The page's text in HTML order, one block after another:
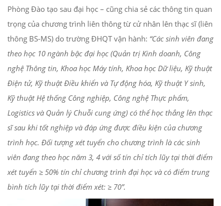
Phòng Đào tạo sau đại học – cũng chia sẻ các thông tin quan
trọng của chương trình liên thông từ cử nhân lên thạc sĩ (liên
thông BS-MS) do trường ĐHQT vận hành: “Các sinh viên đang
theo học 10 ngành bậc đại học (Quản trị Kinh doanh, Công
nghệ Thông tin, Khoa học Máy tính, Khoa học Dữ liệu, Kỹ thuật
Điện tử, Kỹ thuật Điều khiển và Tự động hóa, Kỹ thuật Y sinh,
Kỹ thuật Hệ thống Công nghiệp, Công nghệ Thực phẩm,
Logistics và Quản lý Chuỗi cung ứng) có thể học thẳng lên thạc
sĩ sau khi tốt nghiệp và đáp ứng được điều kiện của chương
trình học. Đối tượng xét tuyển cho chương trình là các sinh
viên đang theo học năm 3, 4 với số tín chỉ tích lũy tại thời điểm
xét tuyển ≥ 50% tín chỉ chương trình đại học và có điểm trung
bình tích lũy tại thời điểm xét: ≥ 70”.